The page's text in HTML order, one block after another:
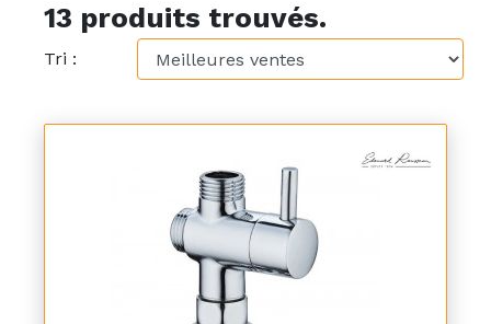
13 produits trouvés.
Tri :